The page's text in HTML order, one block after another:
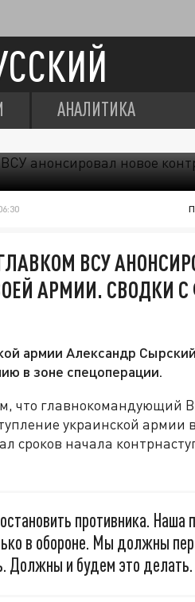
АНАЛИТИКА
ВСУ
АРМИИ. СВОДКИ С
армии Александр
в зоне спецоперации.
что главнокомандующий
украинской армии
сроков начала
противника. Наша
в обороне. Мы должны
Должны и будем это